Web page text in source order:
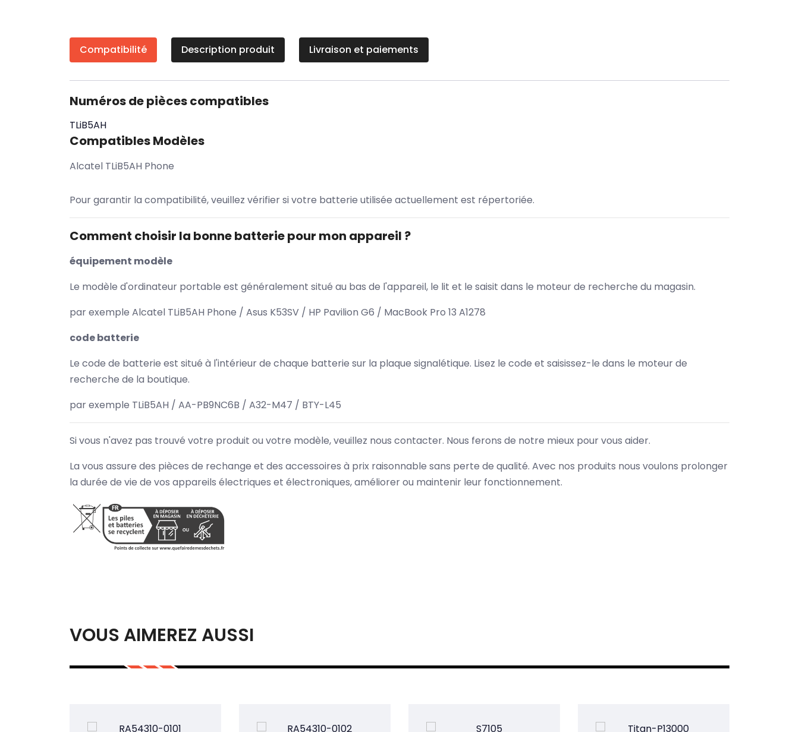
Compatibilité Description produit Livraison et paiements
Numéros de pièces compatibles
TLiB5AH
Compatibles Modèles
Alcatel TLiB5AH Phone
Pour garantir la compatibilité, veuillez vérifier si votre batterie utilisée actuellement est répertoriée.
Comment choisir la bonne batterie pour mon appareil ?
équipement modèle
Le modèle d'ordinateur portable est généralement situé au bas de l'appareil, le lit et le saisit dans le moteur de recherche du magasin.
par exemple Alcatel TLiB5AH Phone / Asus K53SV / HP Pavilion G6 / MacBook Pro 13 A1278
code batterie
Le code de batterie est situé à l'intérieur de chaque batterie sur la plaque signalétique. Lisez le code et saisissez-le dans le moteur de
recherche de la boutique.
par exemple TLiB5AH / AA-PB9NC6B / A32-M47 / BTY-L45
Si vous n'avez pas trouvé votre produit ou votre modèle, veuillez nous contacter. Nous ferons de notre mieux pour vous aider.
La vous assure des pièces de rechange et des accessoires à prix raisonnable sans perte de qualité. Avec nos produits nous voulons prolonger
la durée de vie de vos appareils électriques et électroniques, améliorer ou maintenir leur fonctionnement.
VOUS AIMEREZ AUSSI